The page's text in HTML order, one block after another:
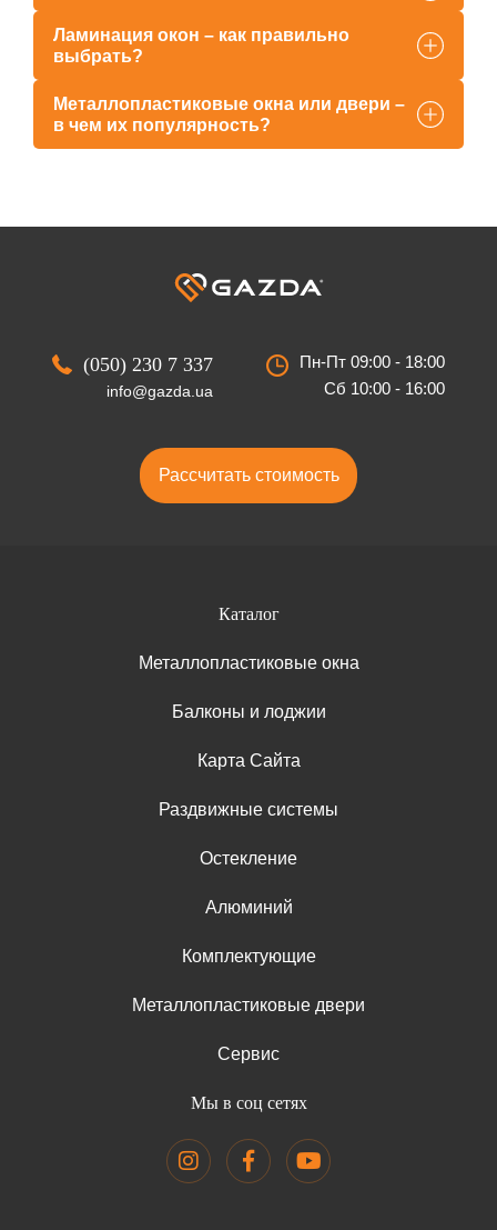
Ламинация окон – как правильно
выбрать?
Металлопластиковые окна или двери –
в чем их популярность?
(050) 230 7 337
info@gazda.ua
Пн-Пт 09:00 - 18:00
Сб 10:00 - 16:00
Рассчитать стоимость
Каталог
Металлопластиковые окна
Балконы и лоджии
Карта Сайта
Раздвижные системы
Остекление
Алюминий
Комплектующие
Металлопластиковые двери
Сервис
Мы в соц сетях